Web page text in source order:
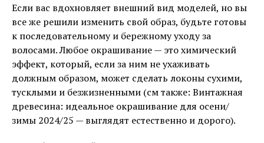
Если вас вдохновляет внешний вид моделей, но вы
все же решили изменить свой образ, будьте готовы
к последовательному и бережному уходу за
волосами. Любое окрашивание — это химический
эффект, который, если за ним не ухаживать
должным образом, может сделать локоны сухими,
тусклыми и безжизненными (см также: Винтажная
древесина: идеальное окрашивание для осени/
зимы 2024/25 — выглядят естественно и дорого).